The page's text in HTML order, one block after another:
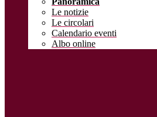
Le notizie
Le circolari
Calendario eventi
Albo online